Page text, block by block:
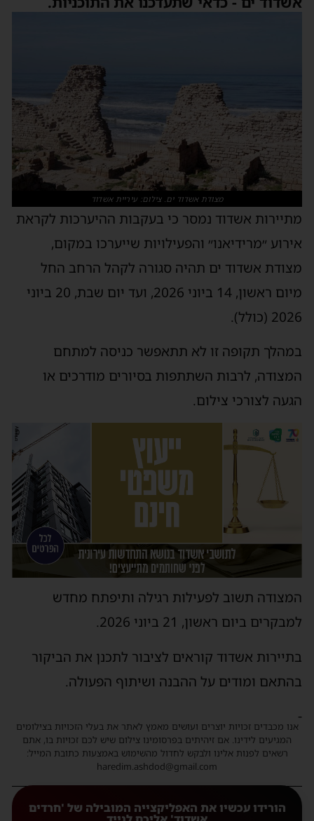
מצודת אשדוד ים. צילום: עיריית אשדוד
מתיירות אשדוד נמסר כי בעקבות ההיערכות לקראת
אירוע ״מרידיאנו״ והפעילויות שייערכו במקום,
מצודת אשדוד ים תהיה סגורה לקהל הרחב החל
מיום ראשון, 14 ביוני 2026, ועד יום שבת, 20 ביוני
2026 (כולל).
במהלך תקופה זו לא תתאפשר כניסה למתחם
המצודה, לרבות השתתפות בסיורים מודרכים או
הגעה לצורכי צילום.
המצודה תשוב לפעילות רגילה ותיפתח מחדש
למבקרים ביום ראשון, 21 ביוני 2026.
בתיירות אשדוד קוראים לציבור לתכנן את הביקור
בהתאם ומודים על ההבנה ושיתוף הפעולה.
-
אנו מכבדים זכויות יוצרים ועושים מאמץ לאתר את בעלי הזכויות בצילומים
המגיעים לידינו. אם זיהיתים בפרסומינו צילום שיש לכם זכויות בו, אתם
רשאים לפנות אלינו ולבקש לחדול מהשימוש באמצעות כתובת המייל:
haredim.ashdod@gmail.com
הורידו עכשיו את האפליקצייה המובילה של 'חרדים